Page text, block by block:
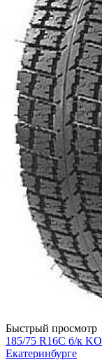
Быстрый просмотр
185/75 R16С б/к
Екатеринбурге